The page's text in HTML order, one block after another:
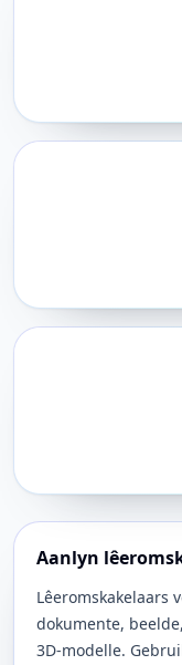
Aanlyn
Lêeromskakelaars
dokumente,
3D-modelle.